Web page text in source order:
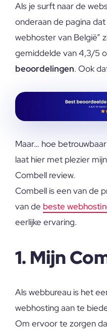
Als je surft naar de
onderaan de pagina
webhoster van België”
gemiddelde van 4,3/5
beoordelingen. Ook
Maar… hoe
laat hier met plezier
Combell review.
Combell is een van de
van de beste
eerlijke ervaring.
1. Mijn
Als webbureau is het
webhosting aan te
Om ervoor te zorgen